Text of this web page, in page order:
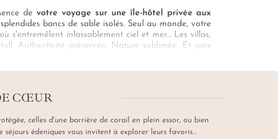
de votre voyage sur une île-hôtel privée aux
bancs de sable isolés. Seul au monde, votre
s'entremêlent inlassablement ciel et mer... Les villas,
Authenticité préservée. Nature sublimée. Et paix
Planners en façonnent l'étoffe insulaire. Notre
CŒUR
celles d'une barrière de corail en plein essor, ou bien
édeniques vous invitent à explorer leurs favoris...